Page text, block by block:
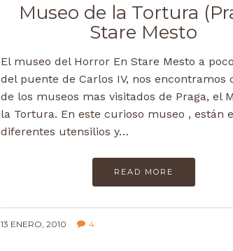
Museo de la Tortura
Stare Mesto
El museo del Horror En Stare Mesto a
del puente de Carlos IV, nos encontramos
de los museos mas visitados de Praga, el
la Tortura. En este curioso museo , están
diferentes utensilios y…
READ MORE
13 ENERO, 2010 4